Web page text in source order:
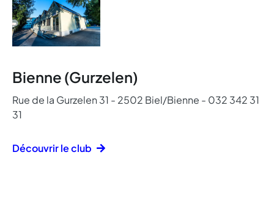
Bienne (Gurzelen)
Rue de la Gurzelen 31 - 2502 Biel/Bienne - 032 342 31
31
Découvrir le club